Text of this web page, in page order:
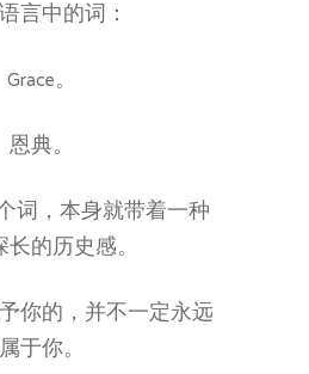
言中的词：
Grace。
恩典。
词，本身就带着一种
的历史感。
你的，并不一定永远
属于你。